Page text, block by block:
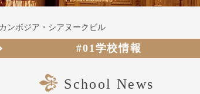
ンボジア・シアヌークビル
#01学校情報
School News